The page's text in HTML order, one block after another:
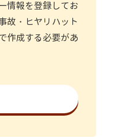
情報を登録してお
故・ヒヤリハット
作成する必要があ